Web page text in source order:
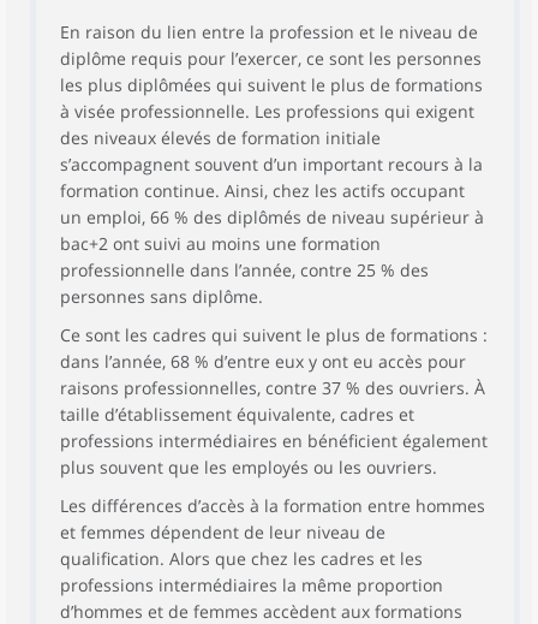
En raison du lien entre la profession et le niveau de
diplôme requis pour l’exercer, ce sont les personnes
les plus diplômées qui suivent le plus de formations
à visée professionnelle. Les professions qui exigent
des niveaux élevés de formation initiale
s’accompagnent souvent d’un important recours à la
formation continue. Ainsi, chez les actifs occupant
un emploi, 66 % des diplômés de niveau supérieur à
bac+2 ont suivi au moins une formation
professionnelle dans l’année, contre 25 % des
personnes sans diplôme.
Ce sont les cadres qui suivent le plus de formations :
dans l’année, 68 % d’entre eux y ont eu accès pour
raisons professionnelles, contre 37 % des ouvriers. À
taille d’établissement équivalente, cadres et
professions intermédiaires en bénéficient également
plus souvent que les employés ou les ouvriers.
Les différences d’accès à la formation entre hommes
et femmes dépendent de leur niveau de
qualification. Alors que chez les cadres et les
professions intermédiaires la même proportion
d’hommes et de femmes accèdent aux formations